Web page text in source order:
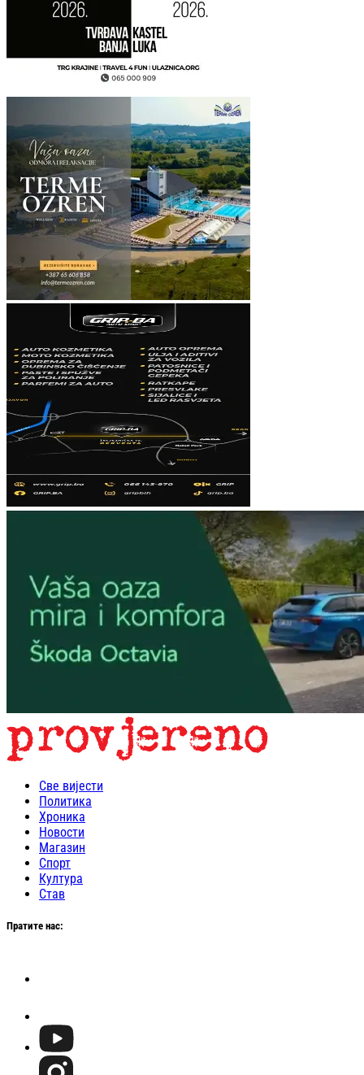
Све вијести
Политика
Хроника
Новости
Магазин
Спорт
Култура
Став
Пратите нас: